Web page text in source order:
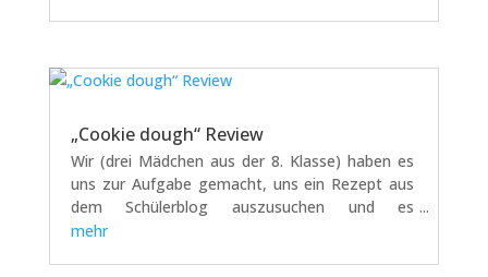
„Cookie dough“ Review
Wir (drei Mädchen aus der 8. Klasse) haben es
uns zur Aufgabe gemacht, uns ein Rezept aus
dem Schülerblog auszusuchen und es
nachzumachen. Wir haben uns das Rezept
mehr